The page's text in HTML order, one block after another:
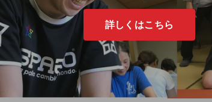
詳しくはこちら